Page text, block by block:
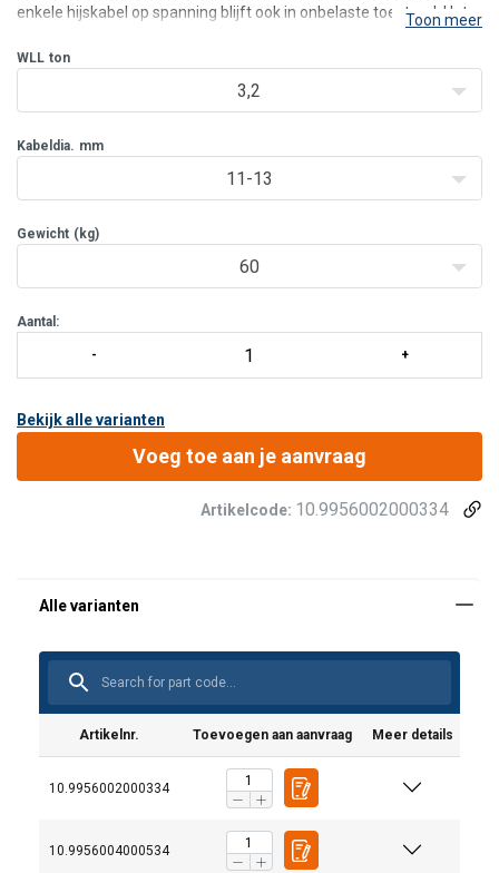
enkele hijskabel op spanning blijft ook in onbelaste toestand. Het
gemiddelde gieklengtes en efficiëntieverli
Toon meer
WLL ton
3,2
Kabeldia. mm
11-13
Gewicht (kg)
60
Aantal:
Bekijk alle varianten
Voeg toe aan je aanvraag
Artikelcode: 10.9956002000334
Artikelnr. Toevoegen aan aanvraag Meer details
10.9956002000334
10.9956004000534